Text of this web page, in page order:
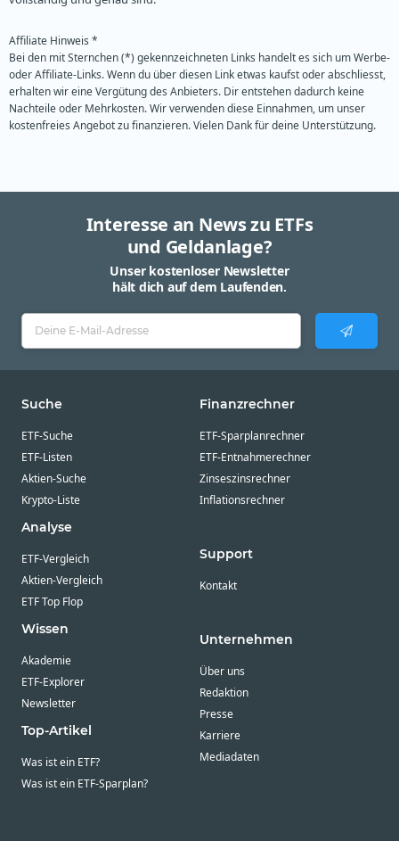
Affiliate Hinweis *
Bei den mit Sternchen (*) gekennzeichneten Links handelt es sich um Werbe-
oder Affiliate-Links. Wenn du über diesen Link etwas kaufst oder abschliesst,
erhalten wir eine Vergütung des Anbieters. Dir entstehen dadurch keine
Nachteile oder Mehrkosten. Wir verwenden diese Einnahmen, um unser
kostenfreies Angebot zu finanzieren. Vielen Dank für deine Unterstützung.
Interesse an News zu ETFs
und Geldanlage?
Unser kostenloser Newsletter
hält dich auf dem Laufenden.
Suche
ETF-Suche
ETF-Listen
Aktien-Suche
Krypto-Liste
Analyse
ETF-Vergleich
Aktien-Vergleich
ETF Top Flop
Wissen
Akademie
ETF-Explorer
Newsletter
Top-Artikel
Was ist ein ETF?
Was ist ein ETF-Sparplan?
Finanzrechner
ETF-Sparplanrechner
ETF-Entnahmerechner
Zinseszinsrechner
Inflationsrechner
Support
Kontakt
Unternehmen
Über uns
Redaktion
Presse
Karriere
Mediadaten